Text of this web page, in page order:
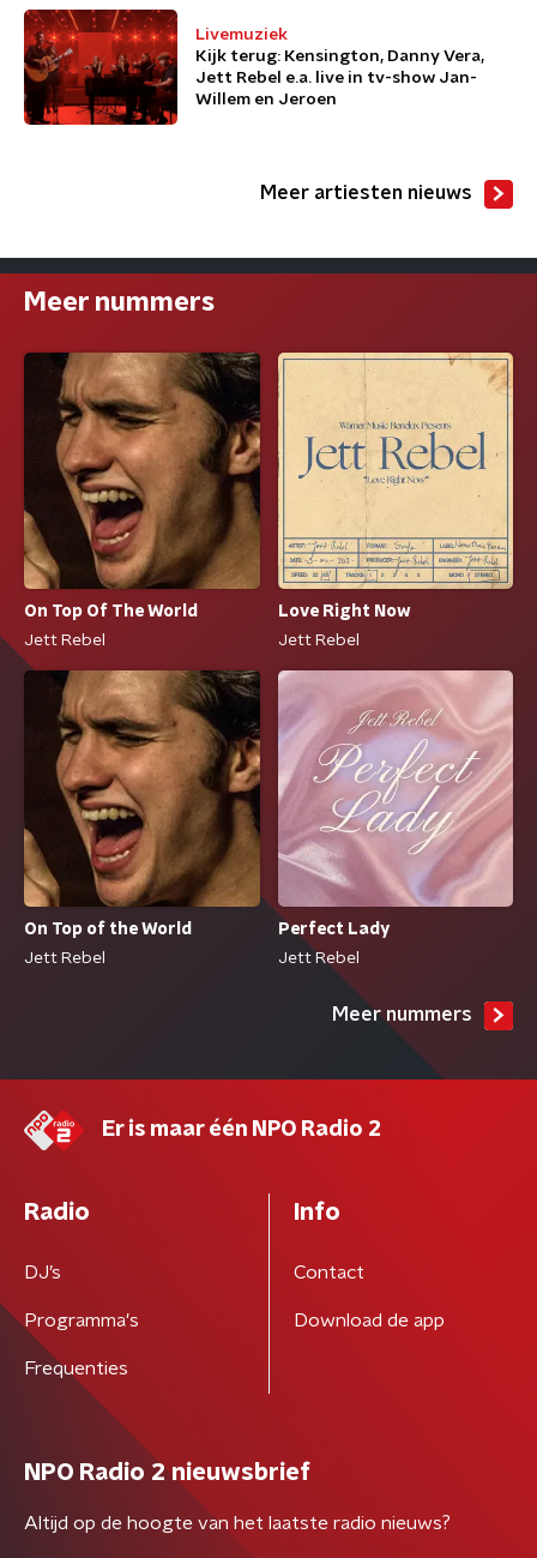
Livemuziek
Kijk terug: Kensington, Danny Vera,
Jett Rebel e.a. live in tv-show Jan-
Willem en Jeroen
Meer artiesten nieuws
Meer nummers
On Top Of The World
Jett Rebel
Love Right Now
Jett Rebel
On Top of the World
Jett Rebel
Perfect Lady
Jett Rebel
Meer nummers
Er is maar één NPO Radio 2
Radio
DJ’s
Programma's
Frequenties
Info
Contact
Download de app
NPO Radio 2 nieuwsbrief
Altijd op de hoogte van het laatste radio nieuws?